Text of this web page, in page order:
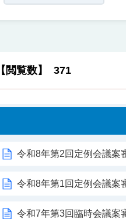
【閲覧数】 371
令和8年第2回定例会議案
令和8年第1回定例会議案
令和7年第3回臨時会議案